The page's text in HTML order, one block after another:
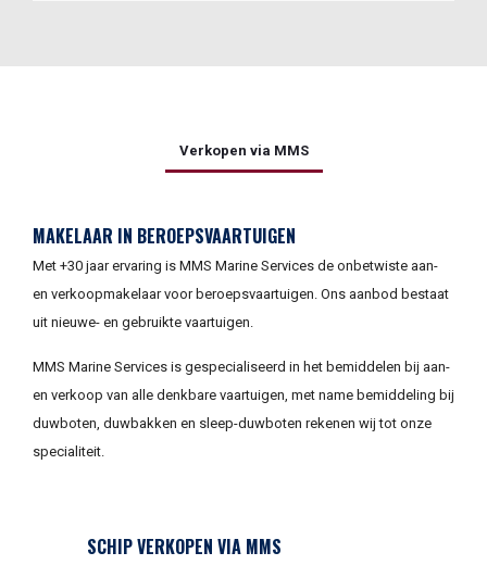
Verkopen via MMS
MAKELAAR IN BEROEPSVAARTUIGEN
Met +30 jaar ervaring is MMS Marine Services de onbetwiste aan-
en verkoopmakelaar voor beroepsvaartuigen. Ons aanbod bestaat
uit nieuwe- en gebruikte vaartuigen.
MMS Marine Services is gespecialiseerd in het bemiddelen bij aan-
en verkoop van alle denkbare vaartuigen, met name bemiddeling bij
duwboten, duwbakken en sleep-duwboten rekenen wij tot onze
specialiteit.
SCHIP VERKOPEN VIA MMS